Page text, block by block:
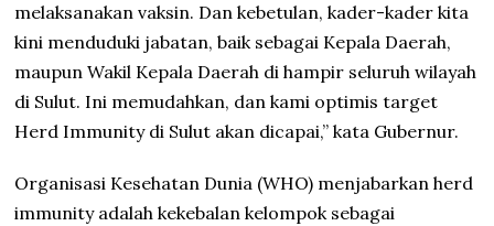
melaksanakan vaksin. Dan kebetulan, kader-kader kita
kini menduduki jabatan, baik sebagai Kepala Daerah,
maupun Wakil Kepala Daerah di hampir seluruh wilayah
di Sulut. Ini memudahkan, dan kami optimis target
Herd Immunity di Sulut akan dicapai,” kata Gubernur.
Organisasi Kesehatan Dunia (WHO) menjabarkan herd
immunity adalah kekebalan kelompok sebagai